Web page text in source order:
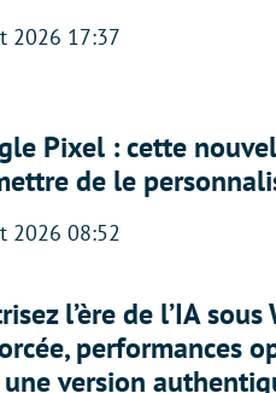
2026 17:37
Pixel : cette
de le
2026 08:52
l’ère de l’IA
performances
version